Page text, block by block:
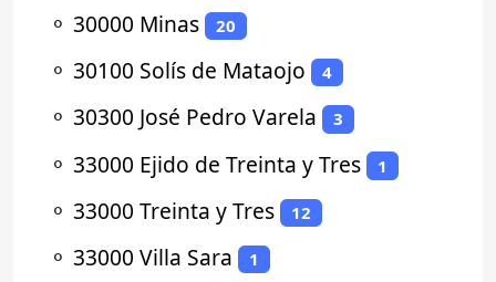
⚬ 30000 Minas 20
⚬ 30100 Solís de Mataojo 4
⚬ 30300 José Pedro Varela 3
⚬ 33000 Ejido de Treinta y Tres 1
⚬ 33000 Treinta y Tres 12
⚬ 33000 Villa Sara 1